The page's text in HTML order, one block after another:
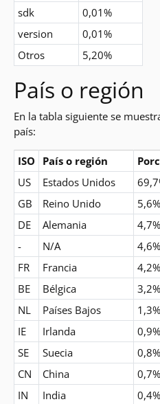
sdk
0,01%
version
0,01%
Otros
5,20%
País o región
En la tabla siguiente se
país:
ISO País o región
US
Estados Unidos
GB
Reino Unido
5,6%
DE
Alemania
4,7%
-
N/A
4,6%
FR
Francia
4,2%
BE
Bélgica
3,2%
NL
Países Bajos
1,3%
IE
Irlanda
0,9%
SE
Suecia
0,8%
CN
China
0,7%
IN
India
0,4%